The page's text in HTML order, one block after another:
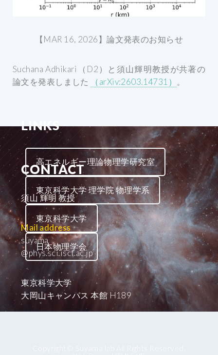
【MAR 16, 2026】論文発表のお知らせ
Suchana Adhikari（D2）と須山輝明教授が共著の
論文を発表しました
（arXiv:2603.14731） 。
CONTACT
須山 輝明 教授
Mail address
suyama
@phys.sci.isct.ac.jp
東京科学大学
大岡山キャンパス 本館 H189
LINKS
高エネルギー理論物理学研究室
東京科学大学 理学院 物理学系
東京科学大学
日本物理学会